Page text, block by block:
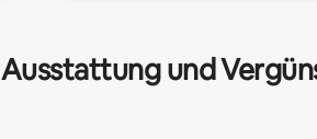
Ausstattung und